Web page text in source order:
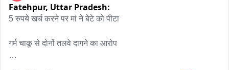
Fatehpur, Uttar Pradesh:
5 रुपये खर्च करने पर मां ने बेटे को पीटा
गर्म चाकू से दोनों तलवे दागने का आरोप